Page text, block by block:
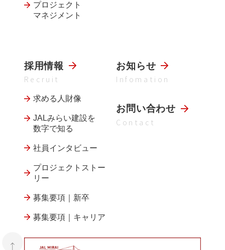
プロジェクト
マネジメント
採用情報
Recruit
求める人財像
JALみらい建設を
数字で知る
社員インタビュー
プロジェクトストー
リー
募集要項｜新卒
募集要項｜キャリア
お知らせ
Infomation
お問い合わせ
Contact